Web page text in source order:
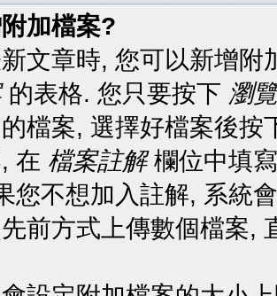
加檔案?
文章時, 您可以新增
的表格. 您只要按下 瀏
檔案, 選擇好檔案後
在 檔案註解欄位中填
您不想加入註解, 系統
前方式上傳數個檔案,